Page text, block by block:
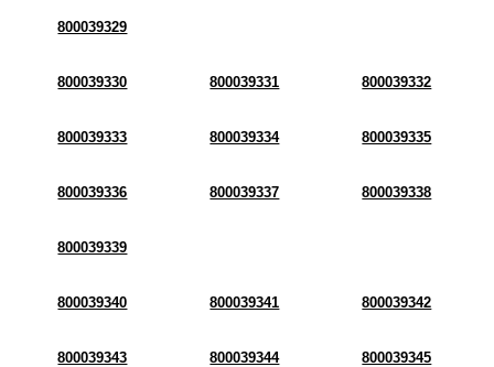
800039329
800039330 800039331 800039332
800039333 800039334 800039335
800039336 800039337 800039338
800039339
800039340 800039341 800039342
800039343 800039344 800039345